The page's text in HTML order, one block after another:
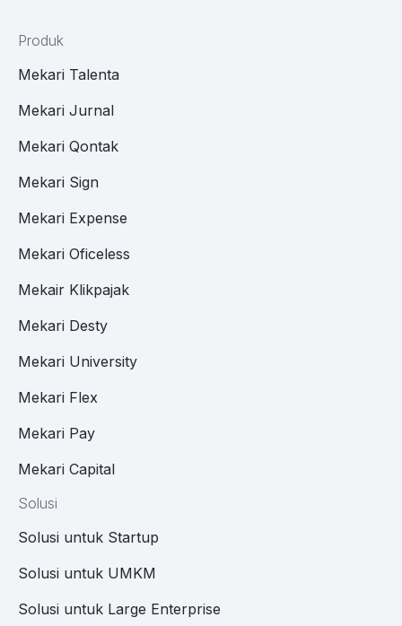
Produk
Mekari Talenta
Mekari Jurnal
Mekari Qontak
Mekari Sign
Mekari Expense
Mekari Oficeless
Mekair Klikpajak
Mekari Desty
Mekari University
Mekari Flex
Mekari Pay
Mekari Capital
Solusi
Solusi untuk Startup
Solusi untuk UMKM
Solusi untuk Large Enterprise